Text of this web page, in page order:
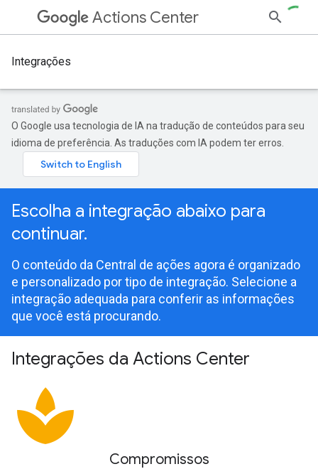
Actions Center
Integrações
O Google usa tecnologia de IA na tradução de conteúdos para seu
idioma de preferência. As traduções com IA podem ter erros.
Escolha a integração abaixo para
continuar.
O conteúdo da Central de ações agora é organizado
e personalizado por tipo de integração. Selecione a
integração adequada para conferir as informações
que você está procurando.
Integrações da Actions Center
spa
Compromissos